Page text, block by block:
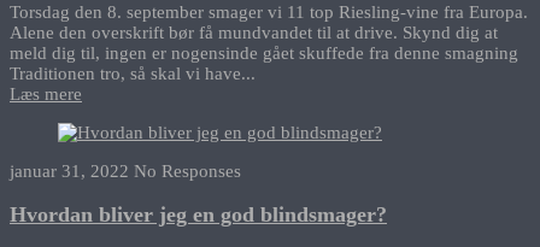
Torsdag den 8. september smager vi 11 top Riesling-vine fra Europa.
Alene den overskrift bør få mundvandet til at drive. Skynd dig at
meld dig til, ingen er nogensinde gået skuffede fra denne smagning
Traditionen tro, så skal vi have...
Læs mere
januar 31, 2022 No Responses
Hvordan bliver jeg en god blindsmager?